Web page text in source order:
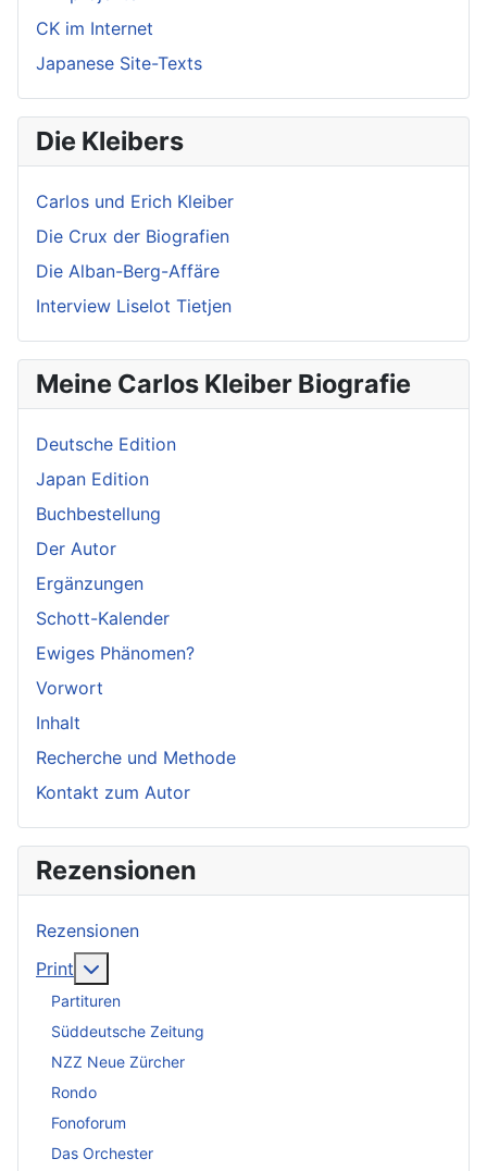
CK im Internet
Japanese Site-Texts
Die Kleibers
Carlos und Erich Kleiber
Die Crux der Biografien
Die Alban-Berg-Affäre
Interview Liselot Tietjen
Meine Carlos Kleiber Biografie
Deutsche Edition
Japan Edition
Buchbestellung
Der Autor
Ergänzungen
Schott-Kalender
Ewiges Phänomen?
Vorwort
Inhalt
Recherche und Methode
Kontakt zum Autor
Rezensionen
Rezensionen
Print
Partituren
Süddeutsche Zeitung
NZZ Neue Zürcher
Rondo
Fonoforum
Das Orchester